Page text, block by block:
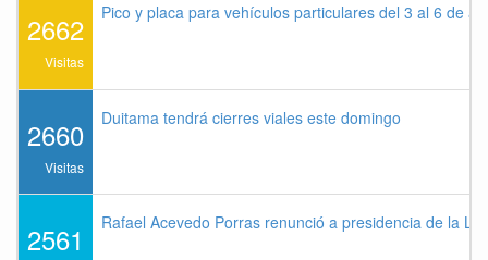
2662
Visitas
Pico y placa para vehículos particulares del 3 al 6 de
2660
Visitas
Duitama tendrá cierres viales este domingo
2561 Rafael Acevedo Porras renunció a presidencia de la